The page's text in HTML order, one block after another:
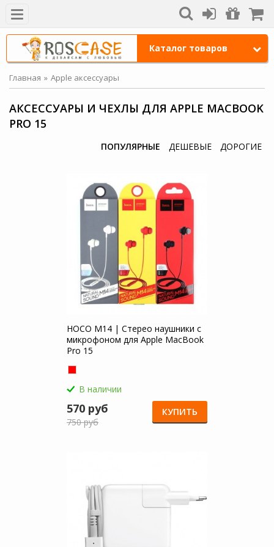
Каталог товаров
Главная Apple аксессуары
АКСЕССУАРЫ И ЧЕХЛЫ ДЛЯ APPLE MACBOOK
PRO 15
ПОПУЛЯРНЫЕ ДЕШЕВЫЕ ДОРОГИЕ
HOCO M14 | Стерео наушники с
микрофоном для Apple MacBook
Pro 15
В наличии
570 руб
750 руб
КУПИТЬ